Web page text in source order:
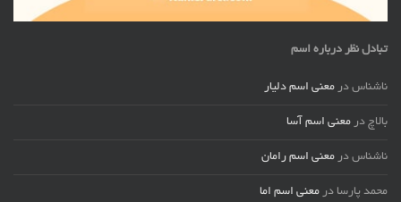
تبادل نظر درباره اسم
ناشناس در معنی اسم دلیار
بالاچ در معنی اسم آسا
ناشناس در معنی اسم رامان
محمد پارسا در معنی اسم اما